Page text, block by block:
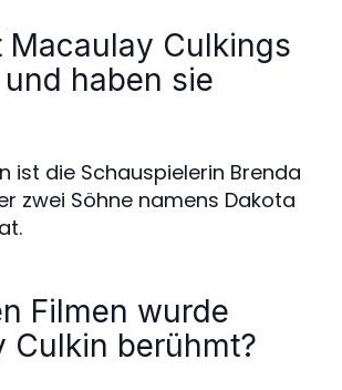
Macaulay Culkings
haben sie
ist die Schauspielerin Brenda
zwei Söhne namens Dakota
Filmen wurde
Culkin berühmt?